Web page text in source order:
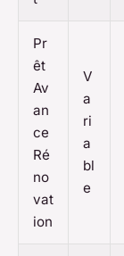
Pr
êt
Av
an
ce
Ré
no
vat
ion
V
a
ri
a
bl
e